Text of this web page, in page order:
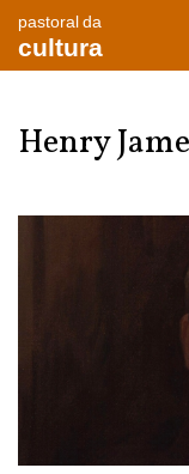
pastoral da
cultura
Henry